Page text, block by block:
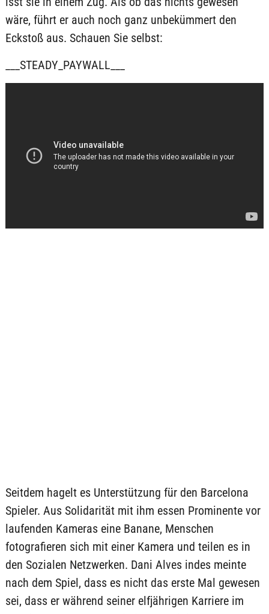
wäre, führt er auch noch ganz unbekümmert den
Eckstoß aus. Schauen Sie selbst:
___STEADY_PAYWALL___
Seitdem hagelt es Unterstützung für den Barcelona
Spieler. Aus Solidarität mit ihm essen Prominente vor
laufenden Kameras eine Banane, Menschen
fotografieren sich mit einer Kamera und teilen es in
den Sozialen Netzwerken. Dani Alves indes meinte
nach dem Spiel, dass es nicht das erste Mal gewesen
sei, dass er während seiner elfjährigen Karriere im